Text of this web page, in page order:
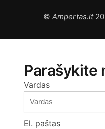
© Ampertas.lt
Parašykite
Vardas
El. paštas